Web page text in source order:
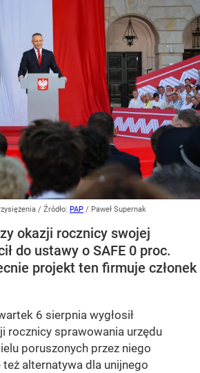
/ Źródło: PAP / Paweł Supernak
okazji rocznicy swojej
do ustawy o SAFE 0 proc.
projekt ten firmuje członek
6 sierpnia wygłosił
rocznicy sprawowania urzędu
poruszonych przez niego
alternatywa dla unijnego